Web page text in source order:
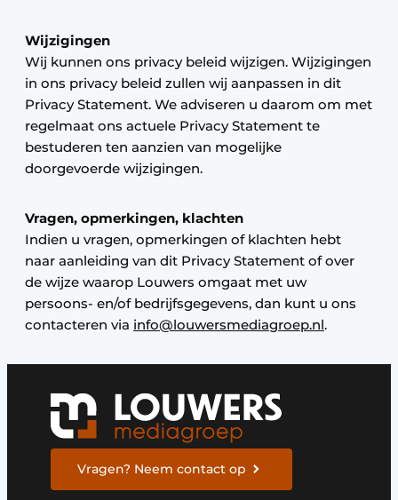
Wijzigingen
Wij kunnen ons privacy beleid wijzigen. Wijzigingen
in ons privacy beleid zullen wij aanpassen in dit
Privacy Statement. We adviseren u daarom om met
regelmaat ons actuele Privacy Statement te
bestuderen ten aanzien van mogelijke
doorgevoerde wijzigingen.
Vragen, opmerkingen, klachten
Indien u vragen, opmerkingen of klachten hebt
naar aanleiding van dit Privacy Statement of over
de wijze waarop Louwers omgaat met uw
persoons- en/of bedrijfsgegevens, dan kunt u ons
contacteren via info@louwersmediagroep.nl.
Vragen? Neem contact op